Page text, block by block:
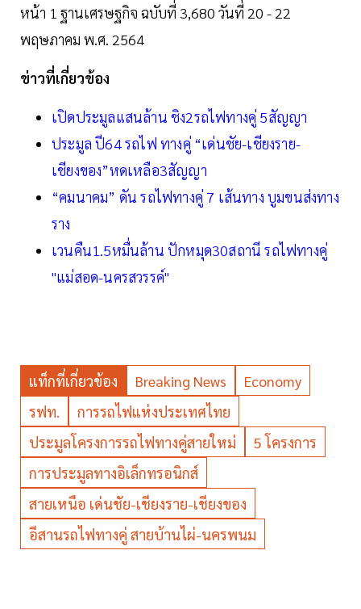
หน้า 1 ฐานเศรษฐกิจ ฉบับที่ 3,680 วันที่ 20 - 22
พฤษภาคม พ.ศ. 2564
ข่าวที่เกี่ยวข้อง
เปิดประมูลแสนล้าน ชิง2รถไฟทางคู่ 5สัญญา
ประมูล ปี64 รถไฟ ทางคู่ “เด่นชัย-เชียงราย-
เชียงของ”หดเหลือ3สัญญา
“คมนาคม” ดัน รถไฟทางคู่ 7 เส้นทาง บูมขนส่งทาง
ราง
เวนคืน1.5หมื่นล้าน ปักหมุด30สถานี รถไฟทางคู่
"แม่สอด-นครสวรรค์"
แท็กที่เกี่ยวข้อง Breaking News
Economy
รฟท.
การรถไฟแห่งประเทศไทย
ประมูลโครงการรถไฟทางคู่สายใหม่
5 โครงการ
การประมูลทางอิเล็กทรอนิกส์
สายเหนือ เด่นชัย-เชียงราย-เชียงของ
อีสานรถไฟทางคู่ สายบ้านไผ่-นครพนม